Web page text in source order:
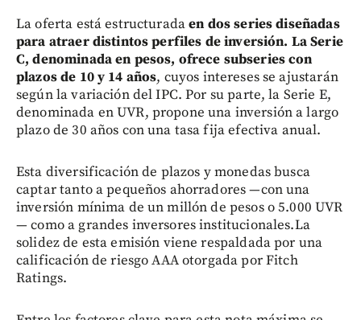
La oferta está estructuradaen dos series diseñadas
para atraer distintos perfiles de inversión. La Serie
C, denominada en pesos, ofrece subseries con
plazos de 10 y 14 años, cuyos intereses se ajustarán
según la variación del IPC. Por su parte, la Serie E,
denominada en UVR, propone una inversión a largo
plazo de 30 años con una tasa fija efectiva anual.
Esta diversificación de plazos y monedas busca
captar tanto a pequeños ahorradores —con una
inversión mínima de un millón de pesos o 5.000 UVR
— como a grandes inversores institucionales.La
solidez de esta emisión viene respaldada por una
calificación de riesgo AAA otorgada por Fitch
Ratings.